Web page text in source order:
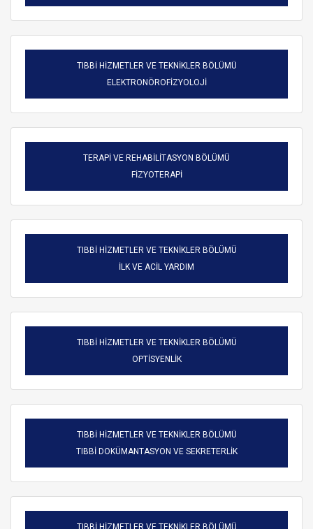
TIBBİ HİZMETLER VE TEKNİKLER BÖLÜMÜ
ELEKTRONÖROFİZYOLOJİ
TERAPİ VE REHABİLİTASYON BÖLÜMÜ
FİZYOTERAPİ
TIBBİ HİZMETLER VE TEKNİKLER BÖLÜMÜ
İLK VE ACİL YARDIM
TIBBİ HİZMETLER VE TEKNİKLER BÖLÜMÜ
OPTİSYENLİK
TIBBİ HİZMETLER VE TEKNİKLER BÖLÜMÜ
TIBBİ DOKÜMANTASYON VE SEKRETERLİK
TIBBİ HİZMETLER VE TEKNİKLER BÖLÜMÜ